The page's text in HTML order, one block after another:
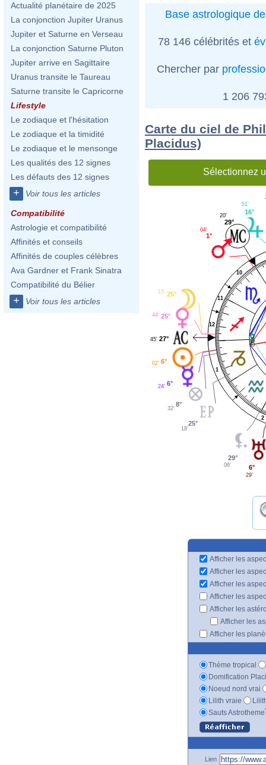
Actualité planétaire de 2025
La conjonction Jupiter Uranus
Jupiter et Saturne en Verseau
La conjonction Saturne Pluton
Jupiter arrive en Sagittaire
Uranus transite le Taureau
Saturne transite le Capricorne
Lifestyle
Le zodiaque et l'hésitation
Le zodiaque et la timidité
Le zodiaque et le mensonge
Les qualités des 12 signes
Les défauts des 12 signes
+ Voir tous les articles
Compatibilité
Astrologie et compatibilité
Affinités et conseils
Affinités de couples célèbres
Ava Gardner et Frank Sinatra
Compatibilité du Bélier
+ Voir tous les articles
Base astrologique
78 146 célébrités et
Chercher par
1 206
Carte du ciel de
Placidus)
Sélectionnez
1
2
10
11
12
16°
51'
29°
20'
1°
04'
25°
15'
25°
44'
27°
45'
6°
02'
6°
24'
8°
32'
25°
18'
29°
06' 6°
29'
Afficher les
Afficher les
Afficher les
Afficher les
Afficher les
Afficher les
Afficher les
Thème tropical
Domification
Noeud nord vrai
Lilith vraie
Sauts Astrotheme
Lien